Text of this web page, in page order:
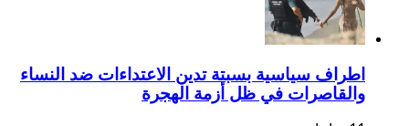
اطراف سياسية بسبتة تدين الاعتداءات ضد النساء
والقاصرات في ظل أزمة الهجرة